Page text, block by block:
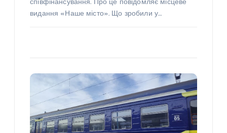
співфінансування. Про це повідомляє місцеве
видання «Наше місто». Що зробили у…